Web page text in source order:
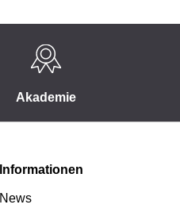
Akademie
Informationen
News